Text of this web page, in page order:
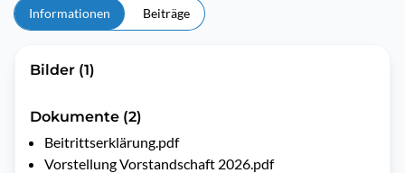
Informationen Beiträge
Bilder (1)
Dokumente (2)
Beitrittserklärung.pdf
Vorstellung Vorstandschaft 2026.pdf